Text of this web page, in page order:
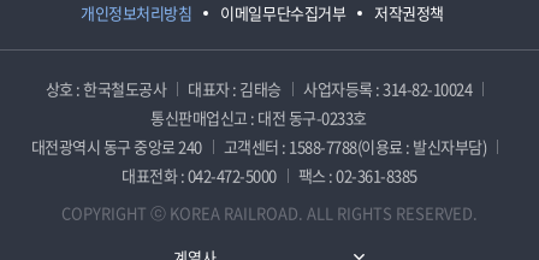
개인정보처리방침 이메일무단수집거부 저작권정책
상호 : 한국철도공사 대표자 : 김태승
사업자등록 : 314-82-10024
통신판매업신고 : 대전 동구-0233호
대전광역시 동구 중앙로 240
고객센터 : 1588-7788(이용료 : 발신자부담)
대표전화 : 042-472-5000
팩스 : 02-361-8385
COPYRIGHT ⓒ KOREA RAILROAD. ALL RIGHTS RESERVED.